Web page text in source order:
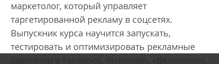
маркетолог, который управляет
таргетированной рекламу в соцсетях.
Выпускник курса научится запускать,
тестировать и оптимизировать рекламные